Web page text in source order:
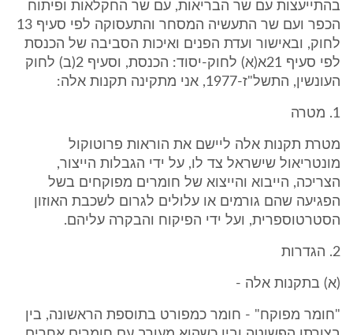
בהתייעצות עם שר הבריאות, עם שר החקלאות ופיתוח
הכפר ועם שר התעשיה המסחר והתעסוקה לפי סעיף 13
לחוק, ובאישור ועדת הפנים ואיכות הסביבה של הכנסת
לפי סעיף 21א(א) לחוק-יסוד: הכנסת, וסעיף 2(ב) לחוק
העונשין, התשל"ז-1977, אני מתקינה תקנות אלה:
1. מטרה
מטרת תקנות אלה ליישם את הוראות פרוטוקול
מונטריאול שישראל צד לו, על ידי הגבלות הייצור,
הצריכה, הייבוא והייצוא של חומרים מפוקחים בשל
הפגיעה שהם גורמים או עלולים לגרום לשכבת האוזון
הסטרטוספרית, ועל ידי הפיקוח והבקרה עליהם.
2. הגדרות
(א) בתקנות אלה -
"חומר מפוקח" - חומר כמפורט בתוספת הראשונה, בין